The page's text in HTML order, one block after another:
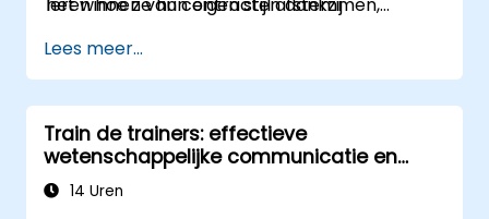
communicatie- als
presentatievaardigheden.
afspreken over gunstige voorwaarden of het
stap voor stap verhogen van
aandeelhouderswaarde – dit programma
biedt u de nodige gedragsmatige precisie en
strategische inzichten om meetbare
resultaten te bereiken.
verkrijgen, evenals hoe ze samenwerking
effectief kunnen uitbreiden binnen complexe
organisatorische netwerken.
Lees meer...
Train de trainers: effectieve
wetenschappelijke communicatie en
presentaties voor medisch professionals
14 Uren